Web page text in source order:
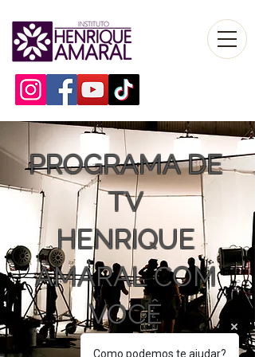
PROGRAMA DE
TV
HENRIQUE
AMARAL COM
VOCÊ
Como podemos te ajudar?